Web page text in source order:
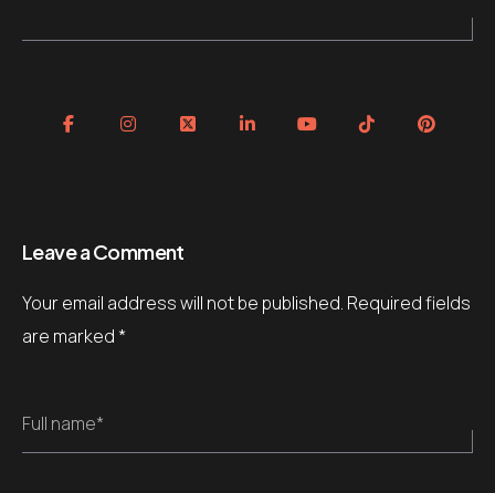
Leave a Comment
Your email address will not be published. Required fields
are marked *
Full name*